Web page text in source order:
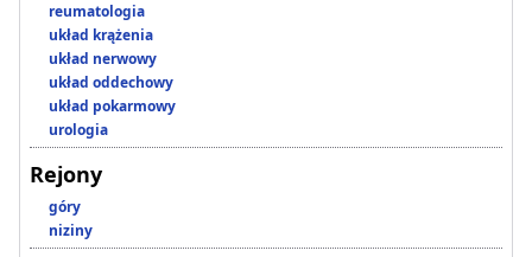
reumatologia
układ krążenia
układ nerwowy
układ oddechowy
układ pokarmowy
urologia
Rejony
góry
niziny